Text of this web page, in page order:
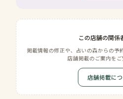
この店舗の関係
掲載情報の修正や、占いの森からの予
店舗掲載のご案内をご
店舗掲載に